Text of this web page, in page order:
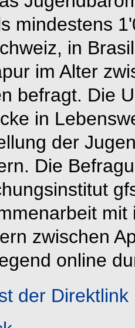
mindestens
in
im Alter
befragt. Die
in
der
Die
mit
zwischen
online
der Direktlink